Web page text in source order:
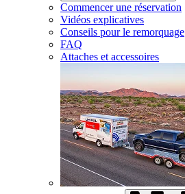
Commencer une réservation
Vidéos explicatives
Conseils pour le remorquage
FAQ
Attaches et accessoires